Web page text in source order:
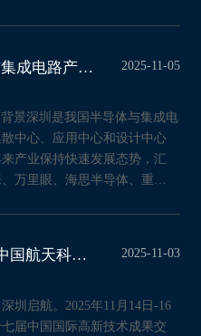
【论坛前瞻】亚洲半导体与集成电路产业展：主论坛领衔 + 细分专题接力，速收 2025-11-05
背景深圳是我国半导体与集成电
中心、应用中心和设计中心
产业保持快速发展态势，汇
万里眼、海思半导体、重投
擘画苍穹·让产业迈向太空 中国航天科技集团亮相第二十七届高交会 2025-11-03
圳启航。2025年11月14日-16
届中国国际高新技术成果交